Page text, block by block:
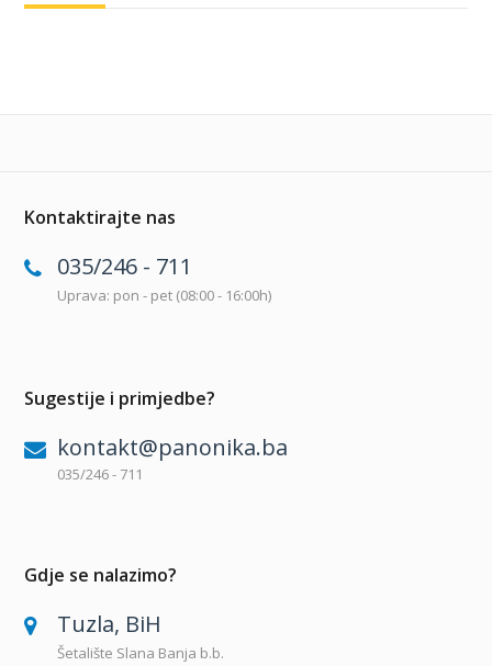
Kontaktirajte nas
035/246 - 711
Uprava: pon - pet (08:00 - 16:00h)
Sugestije i primjedbe?
kontakt@panonika.ba
035/246 - 711
Gdje se nalazimo?
Tuzla, BiH
Šetalište Slana Banja b.b.